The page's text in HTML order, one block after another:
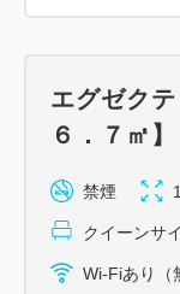
エグゼク
６．７㎡】
禁煙
クイーンサ
Wi-Fiあり（